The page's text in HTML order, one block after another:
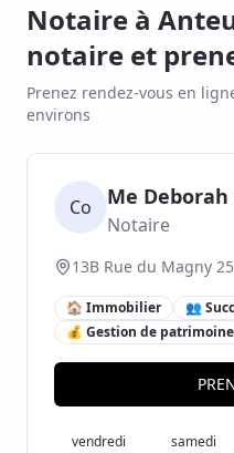
Notaire à
notaire et
Prenez rendez-vous en
environs
Co Me Deborah
Notaire
13B Rue du Magny
🏠 Immobilier 👥
💰 Gestion de patrimoine
vendredi
samedi